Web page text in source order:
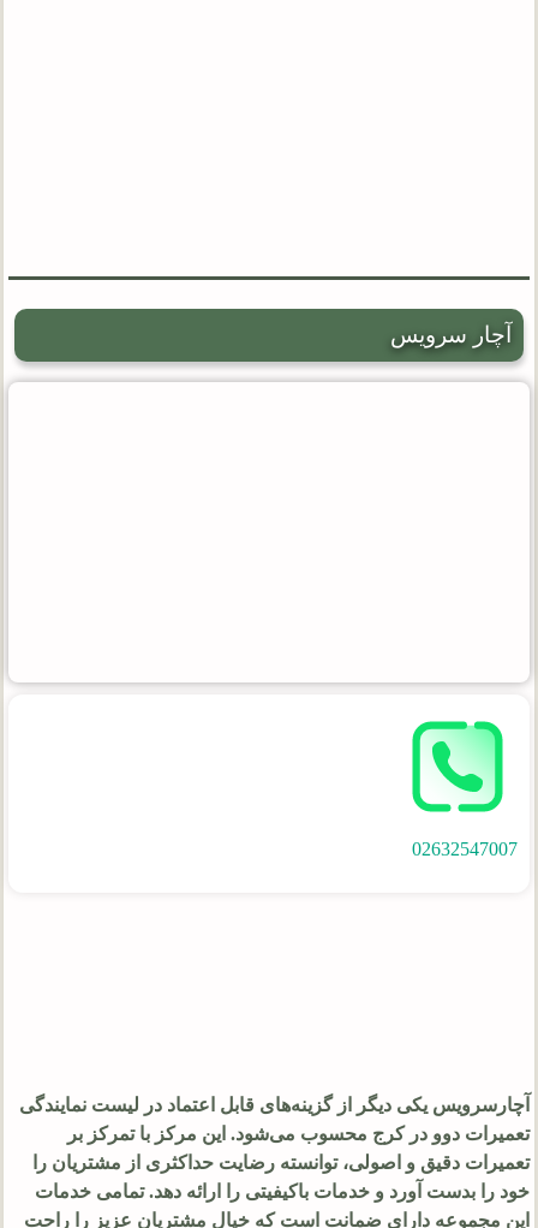
آچار سرویس
02632547007
آچارسرویس یکی دیگر از گزینه‌های قابل اعتماد در لیست نمایندگی
تعمیرات دوو در کرج محسوب می‌شود. این مرکز با تمرکز بر
تعمیرات دقیق و اصولی، توانسته رضایت حداکثری از مشتریان را
خود را بدست آورد و خدمات باکیفیتی را ارائه دهد. تمامی خدمات
این مجموعه دارای ضمانت است که خیال مشتریان عزیز را راحت